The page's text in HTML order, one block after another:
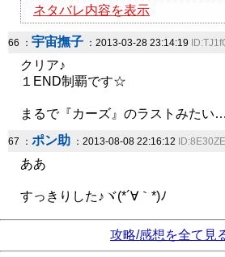
ネタバレ内容を表示
66 ： 宇宙撫子 ：2013-03-28 23:14:19
クリア♪
１END制覇です☆
まるで『カーズ』のラストみたい…
67 ： ポン助 ：2013-08-08 22:16:12
ああ
すっきりした♪ヾ(*´∀｀*)ﾉ
攻略/感想を全て見